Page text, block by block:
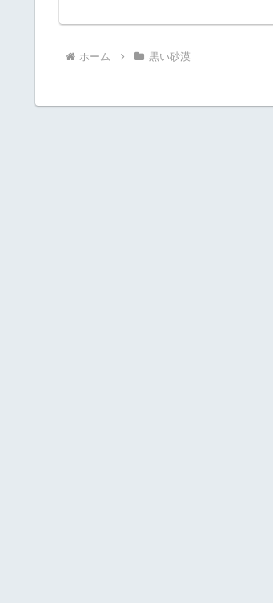
ホーム 黒い砂漠